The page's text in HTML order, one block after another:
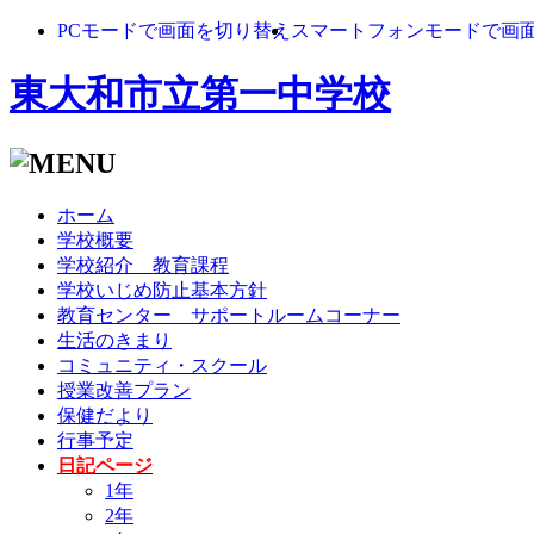
PCモードで画面を切り替え スマートフォンモードで画
東大和市立第一中学校
ホーム
学校概要
学校紹介 教育課程
学校いじめ防止基本方針
教育センター サポートルームコーナー
生活のきまり
コミュニティ・スクール
授業改善プラン
保健だより
行事予定
日記ページ
1年
2年